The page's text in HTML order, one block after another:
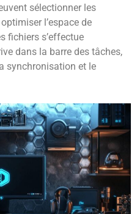
sélectionner les
l’espace de
fichiers s’effectue
dans la barre des tâches,
synchronisation et le